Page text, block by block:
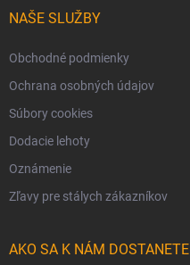
NAŠE SLUŽBY
Obchodné podmienky
Ochrana osobných údajov
Súbory cookies
Dodacie lehoty
Oznámenie
Zľavy pre stálych zákazníkov
AKO SA K NÁM DOSTANETE